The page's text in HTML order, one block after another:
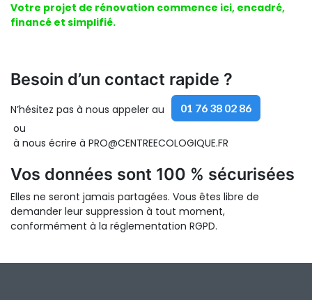
Votre projet de rénovation commence ici, encadré,
financé et simplifié.
Besoin d’un contact rapide ?
N’hésitez pas à nous appeler au 01 76 38 02 86
ou
à nous écrire à PRO@CENTREECOLOGIQUE.FR
Vos données sont 100 % sécurisées
Elles ne seront jamais partagées. Vous êtes libre de
demander leur suppression à tout moment,
conformément à la réglementation RGPD.